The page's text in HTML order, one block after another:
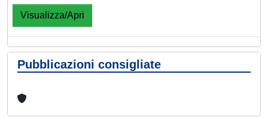
Visualizza/Apri
Pubblicazioni consigliate